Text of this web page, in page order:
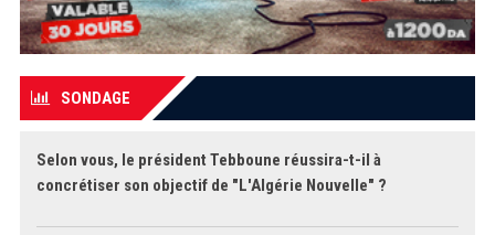
SONDAGE
Selon vous, le président Tebboune réussira-t-il à
concrétiser son objectif de "L'Algérie Nouvelle" ?